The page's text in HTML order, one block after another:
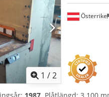
1 /2
Österrike
1987 , Plåtlängd: 3 100